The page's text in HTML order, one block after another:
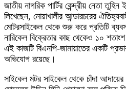
জাতীয় নাগরিক পার্টির কেন্দ্রীয় নেতা
লিখেছেন, নোয়াখালীর আন্ডারচরের
মোটরসাইকেল থেকে শুরু করে প্রতিটি
নারিকেল বিক্রেতার কাছ থেকেও ১০
এই কাজটি বিএনপি-জামায়াতের একটি
অভিযোগ রয়েছে।
সাইকেল মটর সাইকেল থেকে চাঁদা আদায়ের